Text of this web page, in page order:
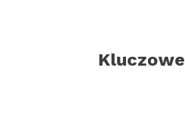
Kluczowe